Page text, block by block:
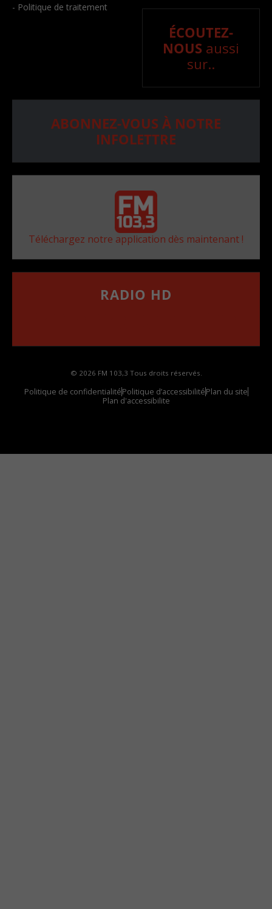
- Politique de traitement
ÉCOUTEZ-
NOUS aussi
sur..
ABONNEZ-VOUS À NOTRE
INFOLETTRE
Téléchargez notre application dès maintenant !
RADIO HD
© 2026 FM 103,3 Tous droits réservés.
Politique de confidentialitéPolitique d’accessibilitéPlan du site
Plan d'accessibilite